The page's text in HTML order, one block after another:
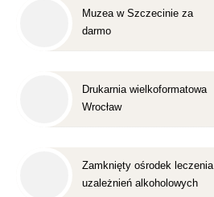
Muzea w Szczecinie za
darmo
Drukarnia wielkoformatowa
Wrocław
Zamknięty ośrodek leczenia
uzależnień alkoholowych